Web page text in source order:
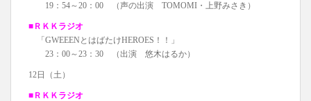
19：54～20：00 （声の出演 TOMOMI・上野みさき）
■ＲＫＫラジオ
「GWEEENとはばたけHEROES！！」
23：00～23：30 （出演 悠木はるか）
12日（土）
■ＲＫＫラジオ